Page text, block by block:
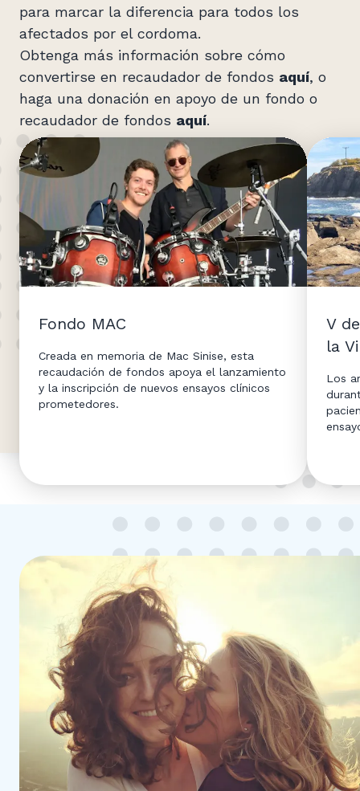
para marcar la diferencia para todos los
afectados por el cordoma.
Obtenga más información sobre cómo
convertirse en recaudador de fondos aquí, o
haga una donación en apoyo de un fondo o
recaudador de fondos aquí.
Fondo MAC
Creada en memoria de Mac Sinise, esta
recaudación de fondos apoya el lanzamiento
y la inscripción de nuevos ensayos clínicos
prometedores.
V
la
Los